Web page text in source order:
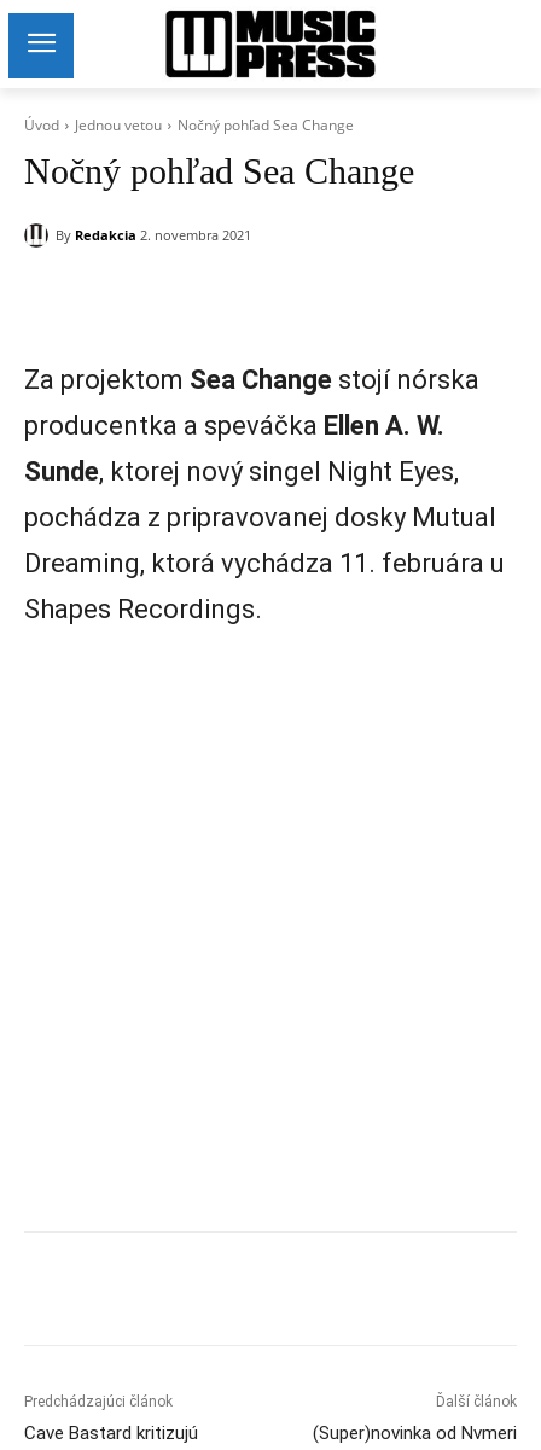
Úvod Jednou vetou Nočný pohľad Sea Change
Nočný pohľad Sea Change
By Redakcia 2. novembra 2021
Za projektom Sea Change stojí nórska
producentka a speváčka Ellen A. W.
Sunde, ktorej nový singel Night Eyes,
pochádza z pripravovanej dosky Mutual
Dreaming, ktorá vychádza 11. februára u
Shapes Recordings.
Predchádzajúci článok
Cave Bastard kritizujú
Ďalší článok
(Super)novinka od Nvmeri